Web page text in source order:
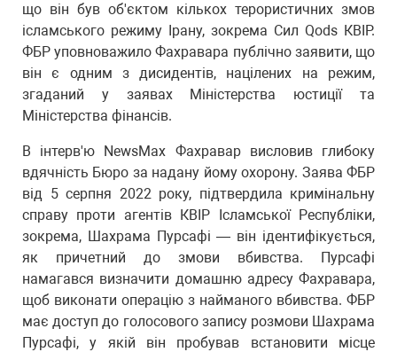
що він був об'єктом кількох терористичних змов
ісламського режиму Ірану, зокрема Сил Qods КВІР.
ФБР уповноважило Фахравара публічно заявити, що
він є одним з дисидентів, націлених на режим,
згаданий у заявах Міністерства юстиції та
Міністерства фінансів.
В інтерв'ю NewsMax Фахравар висловив глибоку
вдячність Бюро за надану йому охорону. Заява ФБР
від 5 серпня 2022 року, підтвердила кримінальну
справу проти агентів КВІР Ісламської Республіки,
зокрема, Шахрама Пурсафі — він ідентифікується,
як причетний до змови вбивства. Пурсафі
намагався визначити домашню адресу Фахравара,
щоб виконати операцію з найманого вбивства. ФБР
має доступ до голосового запису розмови Шахрама
Пурсафі, у якій він пробував встановити місце